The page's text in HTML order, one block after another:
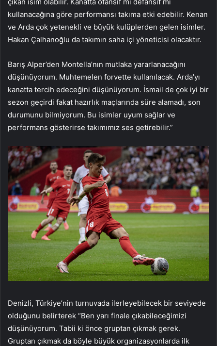
çıkan isim olabilir. Kanatta ofansif mi defansif mi
kullanacağına göre performansı takıma etki edebilir. Kenan
ve Arda çok yetenekli ve büyük kulüplerden gelen isimler.
Hakan Çalhanoğlu da takımın saha içi yöneticisi olacaktır.
Barış Alper’den Montella’nın mutlaka yararlanacağını
düşünüyorum. Muhtemelen forvette kullanılacak. Arda’yı
kanatta tercih edeceğini düşünüyorum. İsmail de çok iyi bir
sezon geçirdi fakat hazırlık maçlarında süre alamadı, son
durumunu bilmiyorum. Bu isimler uyum sağlar ve
performans gösterirse takımımız ses getirebilir.”
Denizli, Türkiye’nin turnuvada ilerleyebilecek bir seviyede
olduğunu belirterek “Ben yarı finale çıkabileceğimizi
düşünüyorum. Tabii ki önce gruptan çıkmak gerek.
Gruptan çıkmak da böyle büyük organizasyonlarda ilk